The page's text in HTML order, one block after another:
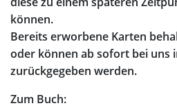
können.
Bereits erworbene Karten
oder können ab sofort bei uns
zurückgegeben werden.
Zum Buch: